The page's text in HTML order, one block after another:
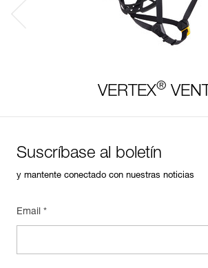
VERTEX® VENT
Suscríbase al boletín
y mantente conectado con nuestras noticias
Email *